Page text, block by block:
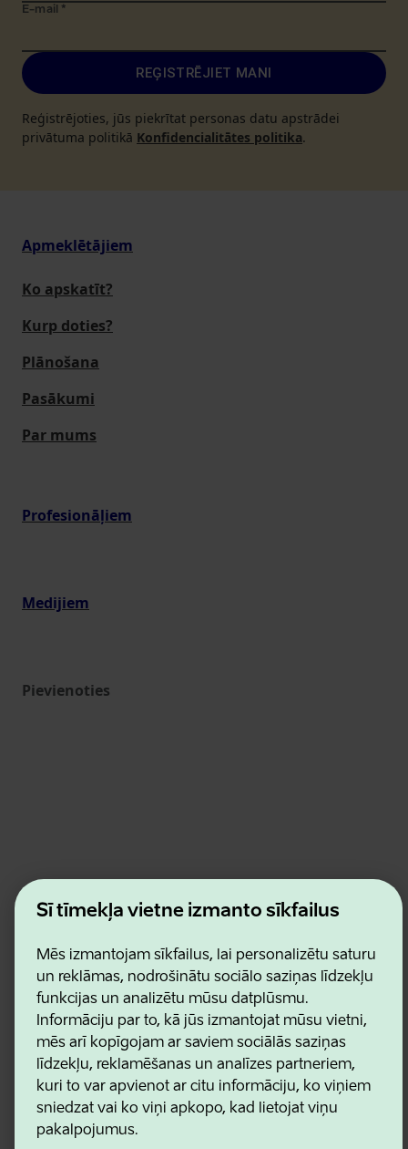
Šī tīmekļa vietne izmanto sīkfailus
Mēs izmantojam sīkfailus, lai personalizētu saturu
un reklāmas, nodrošinātu sociālo saziņas līdzekļu
funkcijas un analizētu mūsu datplūsmu.
Informāciju par to, kā jūs izmantojat mūsu vietni,
mēs arī kopīgojam ar saviem sociālās saziņas
līdzekļu, reklamēšanas un analīzes partneriem,
kuri to var apvienot ar citu informāciju, ko viņiem
sniedzat vai ko viņi apkopo, kad lietojat viņu
pakalpojumus.
E-mail *
REĢISTRĒJIET MANI
Reģistrējoties, jūs piekrītat personas datu apstrādei
privātuma politikā Konfidencialitātes politika.
Apmeklētājiem
Ko apskatīt?
Kurp doties?
Plānošana
Pasākumi
Par mums
Profesionāļiem
Medijiem
Pievienoties
Kontakti
Lietošanas noteikumi
Sīkdatņu un konfidencialitātes politika